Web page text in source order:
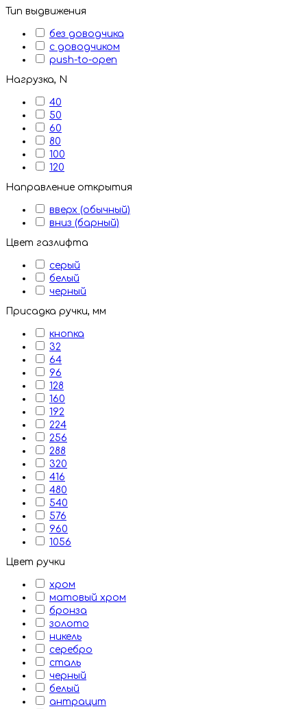
Тип выдвижения
без доводчика
с доводчиком
push-to-open
Нагрузка, N
40
50
60
80
100
120
Направление открытия
вверх (обычный)
вниз (барный)
Цвет газлифта
серый
белый
черный
Присадка ручки, мм
кнопка
32
64
96
128
160
192
224
256
288
320
416
480
540
576
960
1056
Цвет ручки
хром
матовый хром
бронза
золото
никель
серебро
сталь
черный
белый
антрацит